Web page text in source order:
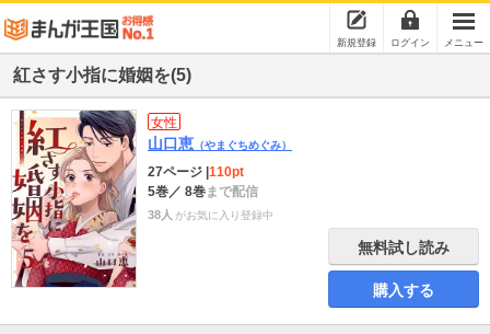
新規登録 ログイン メニュー
紅さす小指に婚姻を(5)
女性
山口恵 （やまぐちめぐみ）
27ページ 110pt
5巻／ 8巻まで配信
38人 がお気に入り登録中
無料試し読み
購入する